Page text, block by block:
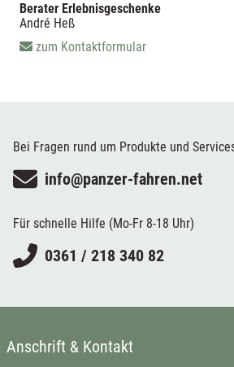
Berater Erlebnisgeschenke
André Heß
zum Kontaktformular
Bei Fragen rund um Produkte und
info@panzer-fahren.net
Für schnelle Hilfe (Mo-Fr 8-18 Uhr)
0361 / 218 340 82
Anschrift & Kontakt